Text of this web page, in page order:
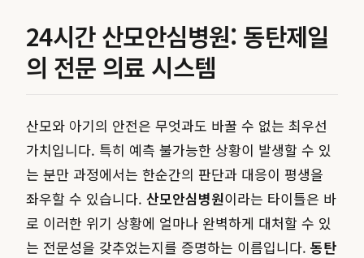
24시간 산모안심병원: 동탄제일
의 전문 의료 시스템
산모와 아기의 안전은 무엇과도 바꿀 수 없는 최우선
가치입니다. 특히 예측 불가능한 상황이 발생할 수 있
는 분만 과정에서는 한순간의 판단과 대응이 평생을
좌우할 수 있습니다. 산모안심병원이라는 타이틀은 바
로 이러한 위기 상황에 얼마나 완벽하게 대처할 수 있
는 전문성을 갖추었는지를 증명하는 이름입니다. 동탄